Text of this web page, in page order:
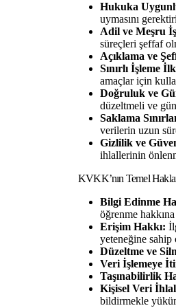
Hukuka
uymasını
Adil ve Meşru
süreçleri şeffaf
Açıklama ve
Sınırlı İşleme
amaçlar için
Doğruluk ve
düzeltmeli ve
Saklama
verilerin uzun
Gizlilik ve
ihlallerinin
KVKK’nın Temel
Bilgi Edinme
öğrenme
Erişim Hakkı:
yeteneğine sahip
Düzeltme ve
Veri İşlemeye
Taşınabilirlik
Kişisel Veri
bildirmekle